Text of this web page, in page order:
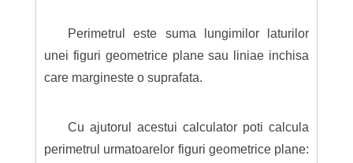
Perimetrul este suma lungimilor laturilor
unei figuri geometrice plane sau liniae inchisa
care margineste o suprafata.
Cu ajutorul acestui calculator poti calcula
perimetrul urmatoarelor figuri geometrice plane: